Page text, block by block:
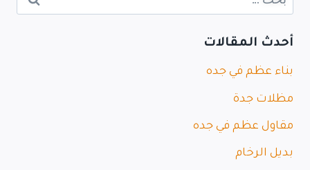
أحدث المقالات
بناء عظم في جده
مظلات جدة
مقاول عظم في جده
بديل الرخام